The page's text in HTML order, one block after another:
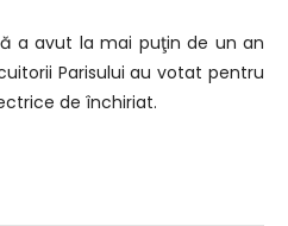
a avut la mai puţin de un an
Parisului au votat pentru
de închiriat.